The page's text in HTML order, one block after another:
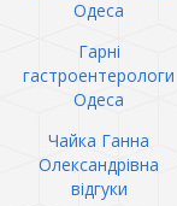
Одеса
Гарні
гастроентерологи
Одеса
Чайка Ганна
Олександрівна
відгуки